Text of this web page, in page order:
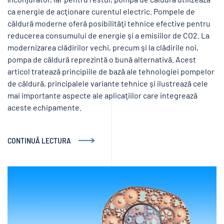
ca energie de acţionare curentul electric. Pompele de
căldură moderne oferă posibilităţi tehnice efective pentru
reducerea consumului de energie şi a emisiilor de CO2. La
modernizarea clădirilor vechi, precum şi la clădirile noi,
pompa de căldură reprezintă o bună alternativă. Acest
articol tratează principiile de bază ale tehnologiei pompelor
de căldură, principalele variante tehnice şi ilustrează cele
mai importante aspecte ale aplicaţiilor care integrează
aceste echipamente.
CONTINUĂ LECTURA